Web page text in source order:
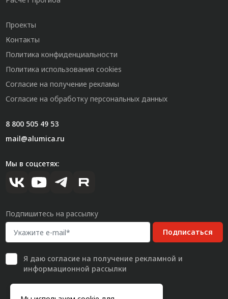
Проекты
Контакты
Политика конфиденциальности
Политика использования cookies
Согласие на получение рекламы
Согласие на обработку персональных данных
8 800 505 49 53
mail@alumica.ru
Мы в соцсетях:
Подпишитесь на рассылку
Подписаться
Я даю согласиена получение рекламной и
информационной рассылки